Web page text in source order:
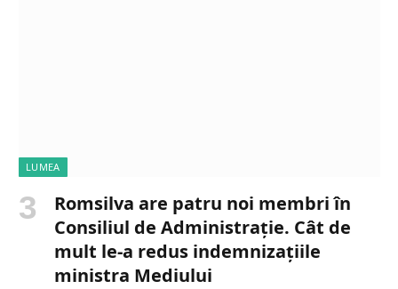
LUMEA
Romsilva are patru noi membri în
Consiliul de Administrație. Cât de
mult le-a redus indemnizațiile
ministra Mediului